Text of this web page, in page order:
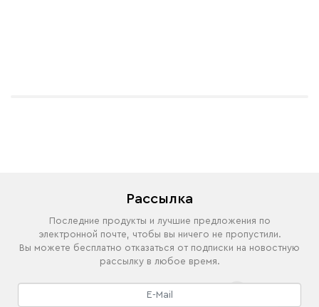
Рассылка
Последние продукты и лучшие предложения по
электронной почте, чтобы вы ничего не пропустили.
Вы можете бесплатно отказаться от подписки на новостную
рассылку в любое время.